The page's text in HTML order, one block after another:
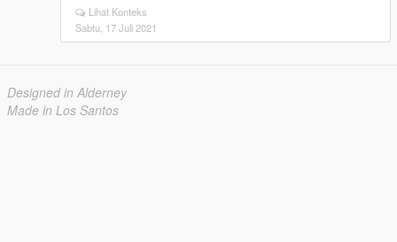
Lihat Konteks
Sabtu, 17 Juli 2021
Designed in Alderney
Made in Los Santos